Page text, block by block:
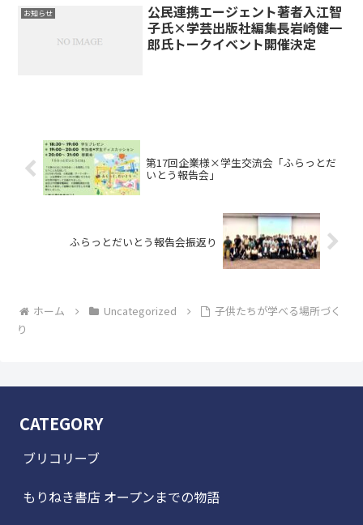
お知らせ
公民連携エージェント著者入江智
子氏×学芸出版社編集長岩崎健一
郎氏トークイベント開催決定
第17回企業様×学生交流会「ふらっとだ
いとう報告会」
ふらっとだいとう報告会振返り
ホーム Uncategorized
子供たちが学べる場所づく
り
CATEGORY
ブリコリーブ
もりねき書店 オープンまでの物語